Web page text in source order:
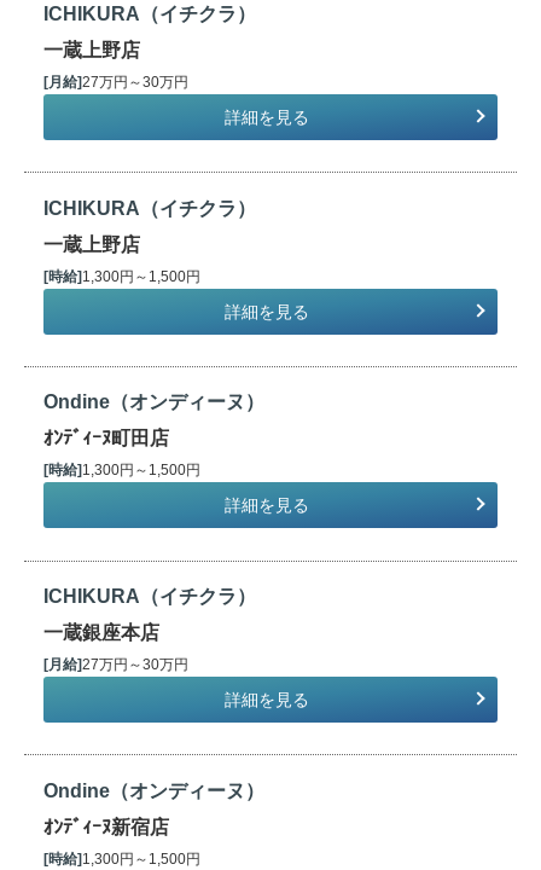
ICHIKURA（イチクラ）
一蔵上野店
[月給]27万円～30万円
詳細を見る
ICHIKURA（イチクラ）
一蔵上野店
[時給]1,300円～1,500円
詳細を見る
Ondine（オンディーヌ）
ｵﾝﾃﾞｨｰﾇ町田店
[時給] 1,300円～1,500円
詳細を見る
ICHIKURA（イチクラ）
一蔵銀座本店
[月給]27万円～30万円
詳細を見る
Ondine（オンディーヌ）
ｵﾝﾃﾞｨｰﾇ新宿店
[時給]1,300円～1,500円